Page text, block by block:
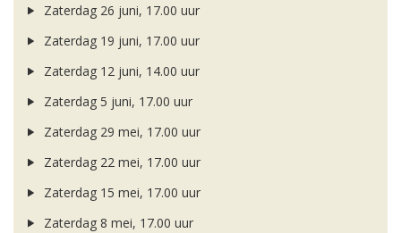
Zaterdag 26 juni, 17.00 uur
Zaterdag 19 juni, 17.00 uur
Zaterdag 12 juni, 14.00 uur
Zaterdag 5 juni, 17.00 uur
Zaterdag 29 mei, 17.00 uur
Zaterdag 22 mei, 17.00 uur
Zaterdag 15 mei, 17.00 uur
Zaterdag 8 mei, 17.00 uur